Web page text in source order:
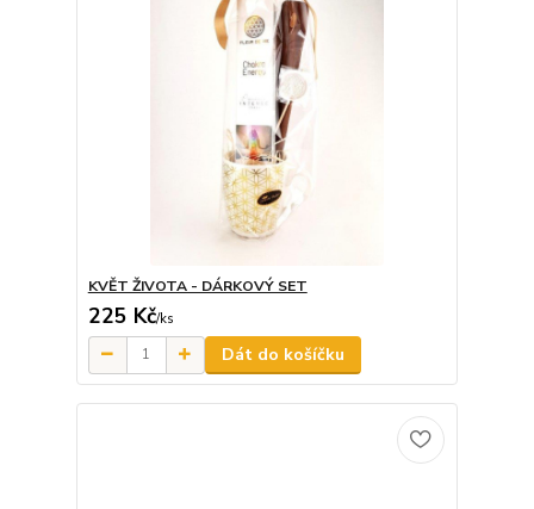
KVĚT ŽIVOTA - DÁRKOVÝ SET
225 Kč/ks
Dát do košíčku